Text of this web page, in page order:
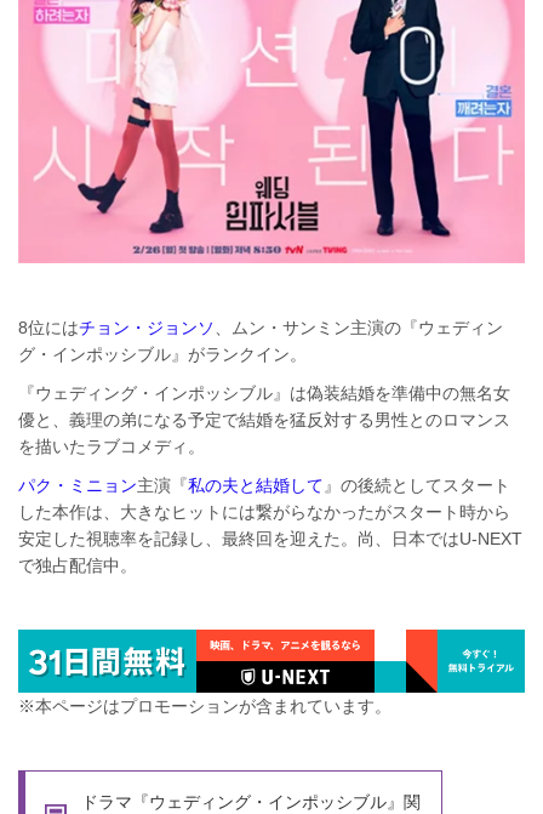
8位にはチョン・ジョンソ、ムン・サンミン主演の『ウェディン
グ・インポッシブル』がランクイン。
『ウェディング・インポッシブル』は偽装結婚を準備中の無名女
優と、義理の弟になる予定で結婚を猛反対する男性とのロマンス
を描いたラブコメディ。
パク・ミニョン主演『私の夫と結婚して』の後続としてスタート
した本作は、大きなヒットには繋がらなかったがスタート時から
安定した視聴率を記録し、最終回を迎えた。尚、日本ではU-NEXT
で独占配信中。
※本ページはプロモーションが含まれています。
ドラマ『ウェディング・インポッシブル』関